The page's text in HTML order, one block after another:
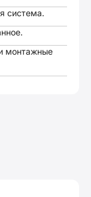
система.
монтажные